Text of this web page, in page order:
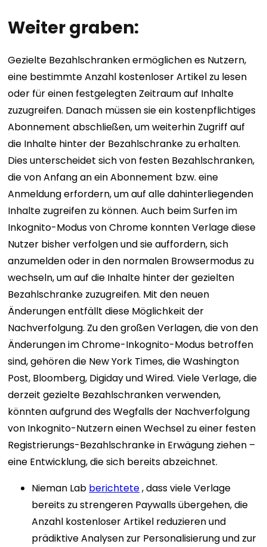
Weiter graben:
Gezielte Bezahlschranken ermöglichen es Nutzern,
eine bestimmte Anzahl kostenloser Artikel zu lesen
oder für einen festgelegten Zeitraum auf Inhalte
zuzugreifen. Danach müssen sie ein kostenpflichtiges
Abonnement abschließen, um weiterhin Zugriff auf
die Inhalte hinter der Bezahlschranke zu erhalten.
Dies unterscheidet sich von festen Bezahlschranken,
die von Anfang an ein Abonnement bzw. eine
Anmeldung erfordern, um auf alle dahinterliegenden
Inhalte zugreifen zu können. Auch beim Surfen im
Inkognito-Modus von Chrome konnten Verlage diese
Nutzer bisher verfolgen und sie auffordern, sich
anzumelden oder in den normalen Browsermodus zu
wechseln, um auf die Inhalte hinter der gezielten
Bezahlschranke zuzugreifen. Mit den neuen
Änderungen entfällt diese Möglichkeit der
Nachverfolgung. Zu den großen Verlagen, die von den
Änderungen im Chrome-Inkognito-Modus betroffen
sind, gehören die New York Times, die Washington
Post, Bloomberg, Digiday und Wired. Viele Verlage, die
derzeit gezielte Bezahlschranken verwenden,
könnten aufgrund des Wegfalls der Nachverfolgung
von Inkognito-Nutzern einen Wechsel zu einer festen
Registrierungs-Bezahlschranke in Erwägung ziehen –
eine Entwicklung, die sich bereits abzeichnet.
Nieman Lab berichtete, dass viele Verlage
bereits zu strengeren Paywalls übergehen, die
Anzahl kostenloser Artikel reduzieren und
prädiktive Analysen zur Personalisierung und zur